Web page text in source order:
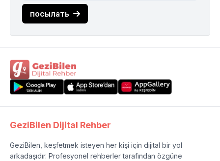
посылать
GeziBilen Dijital Rehber
GeziBilen, keşfetmek isteyen her kişi için dijital bir yol
arkadaşıdır. Profesyonel rehberler tarafından özgüne